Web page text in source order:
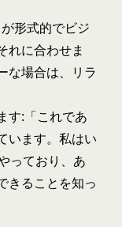
形式的でビジ
れに合わせま
な場合は、リラ
す:「これであ
います。私はい
っており、あ
きることを知っ